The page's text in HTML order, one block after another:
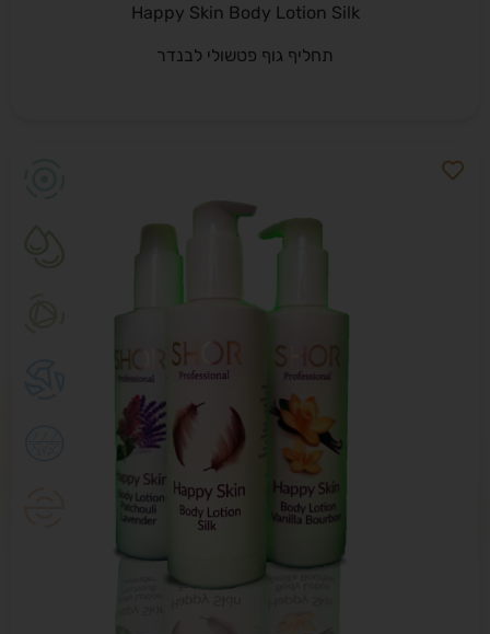
Happy Skin Body Lotion Silk
תחליף גוף פטשולי לבנדר